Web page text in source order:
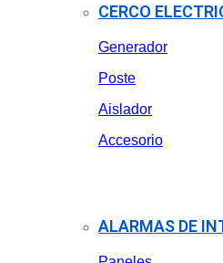
CERCO
Generador
Poste
Aislador
Accesorio
ALARMAS DE